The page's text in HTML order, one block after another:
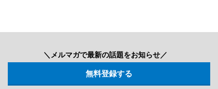
＼メルマガで最新の話題をお知らせ／